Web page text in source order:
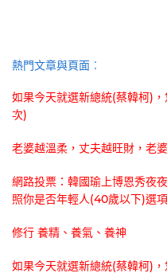
熱門文章與頁面︰
如果今天就選新總統(蔡韓柯)
次)
老婆越溫柔，丈夫越旺財，老
網路投票：韓國瑜上博恩秀夜
照你是否年輕人(40歲以下)選
修行 養精、養氣、養神
如果今天就選新總統(蔡韓柯)